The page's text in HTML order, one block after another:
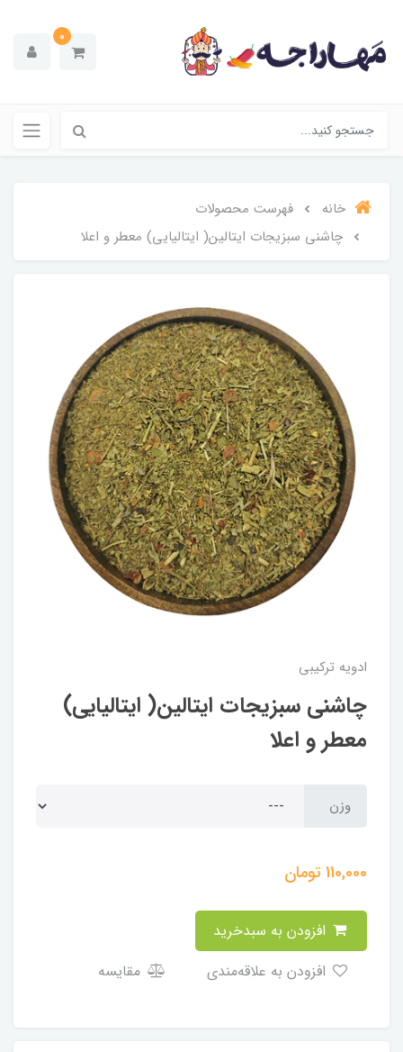
0
خانه
فهرست محصولات
چاشنی سبزیجات ایتالین( ایتالیایی) معطر و اعلا
ادویه ترکیبی
چاشنی سبزیجات ایتالین( ایتالیایی)
معطر و اعلا
وزن
110,000تومان
مقایسه